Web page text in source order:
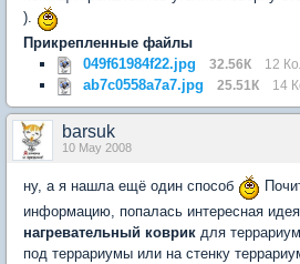
).
Прикрепленные файлы
049f61984f22.jpg
32.56К 12
ab7c0558a7a7.jpg 25.51К 14
barsuk
10 May 2008
ну, а я нашла ещё один способ
информацию, попалась интересная
нагревательный коврик для
под террариумы или на стенку